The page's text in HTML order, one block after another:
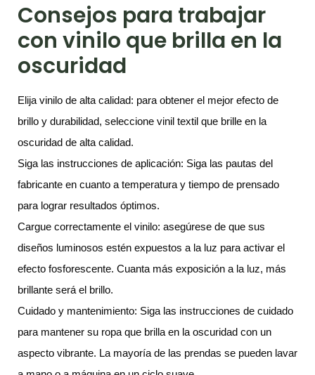
Consejos para trabajar
con vinilo que brilla en la
oscuridad
Elija vinilo de alta calidad: para obtener el mejor efecto de
brillo y durabilidad, seleccione vinil textil que brille en la
oscuridad de alta calidad.
Siga las instrucciones de aplicación: Siga las pautas del
fabricante en cuanto a temperatura y tiempo de prensado
para lograr resultados óptimos.
Cargue correctamente el vinilo: asegúrese de que sus
diseños luminosos estén expuestos a la luz para activar el
efecto fosforescente. Cuanta más exposición a la luz, más
brillante será el brillo.
Cuidado y mantenimiento: Siga las instrucciones de cuidado
para mantener su ropa que brilla en la oscuridad con un
aspecto vibrante. La mayoría de las prendas se pueden lavar